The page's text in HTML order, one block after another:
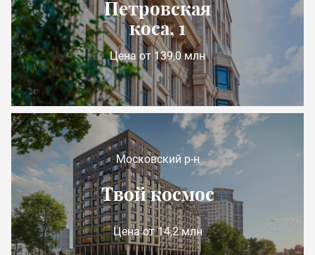
Петровская
коса, 1
Цена от 139,0 млн
Московский р-н
Твой космос
Цена от 14,2 млн